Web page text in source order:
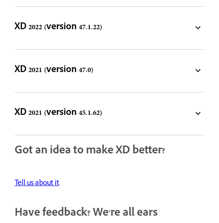
XD 2022 (version 47.1.22)
XD 2021 (version 47.0)
XD 2021 (version 45.1.62)
Got an idea to make XD better?
Tell us about it.
Have feedback? We're all ears